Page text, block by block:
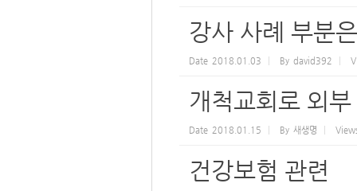
강사 사례 부분
Date 2018.01.03 By david392
개척교회로 외
Date 2018.01.15 By 새생명
건강보험 관련